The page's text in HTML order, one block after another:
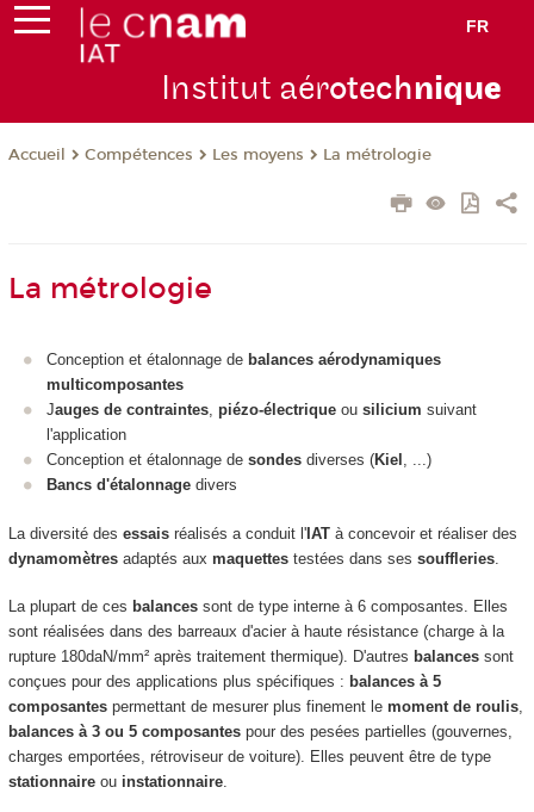
FR
Institut aérotechnique
Accueil Compétences Les moyens La métrologie
La métrologie
Conception et étalonnage de balances aérodynamiques
multicomposantes
Jauges de contraintes, piézo-électrique ou silicium suivant
l'application
Conception et étalonnage de sondes diverses (Kiel , ...)
Bancs d'étalonnage divers
La diversité des essaisréalisés a conduit l'IAT à concevoir et réaliser des
dynamomètresadaptés aux maquettestestées dans ses souffleries.
La plupart de ces balancessont de type interne à 6 composantes. Elles
sont réalisées dans des barreaux d'acier à haute résistance (charge à la
rupture 180daN/mm² après traitement thermique). D'autres balances sont
conçues pour des applications plus spécifiques : balances à 5
composantespermettant de mesurer plus finement le moment de roulis,
balances à 3 ou 5 composantespour des pesées partielles (gouvernes,
charges emportées, rétroviseur de voiture). Elles peuvent être de type
stationnaireou instationnaire.